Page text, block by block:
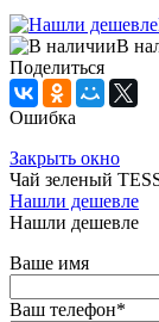
В
Поделиться
Ошибка
Закрыть окно
Чай зеленый
Нашли дешевле
Нашли дешевле
Ваше имя
Ваш телефон*